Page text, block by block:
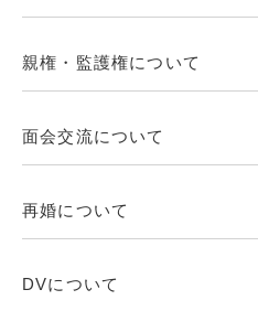
親権・監護権について
面会交流について
再婚について
DVについて